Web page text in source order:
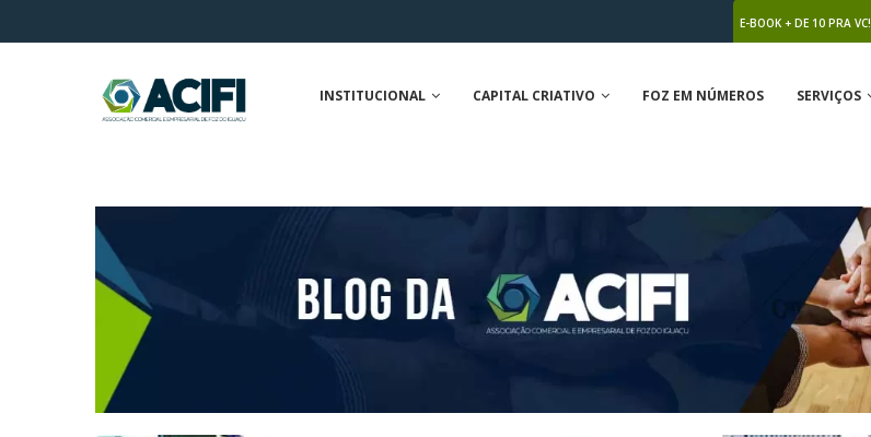
E-BOOK + DE 10 PRA VC!
INSTITUCIONAL CAPITAL CRIATIVO FOZ EM NÚMEROS SERVIÇOS